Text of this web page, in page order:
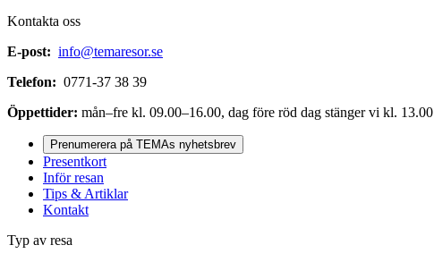
Kontakta oss
E-post: info@temaresor.se
Telefon: 0771-37 38 39
Öppettider: mån–fre kl. 09.00–16.00, dag före röd dag stänger vi kl. 13.00
Prenumerera på TEMAs nyhetsbrev
Presentkort
Inför resan
Tips & Artiklar
Kontakt
Typ av resa